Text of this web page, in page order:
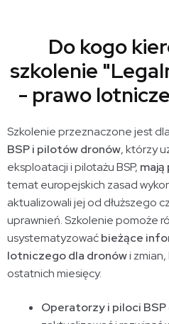
Do kogo
szkolenie
- prawo
Szkolenie przeznaczone jest dla
BSP i pilotów dronów, którzy
eksploatacji i pilotażu BSP,
temat europejskich zasad
aktualizowali jej od dłuższego
uprawnień. Szkolenie pomoże
usystematyzowaćbieżące
lotniczego dla dronówi
ostatnich miesięcy.
Operatorzy i piloci BSP